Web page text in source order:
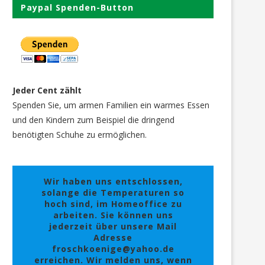
Paypal Spenden-Button
Jeder Cent zählt
Spenden Sie, um armen Familien ein warmes Essen
und den Kindern zum Beispiel die dringend
benötigten Schuhe zu ermöglichen.
Wir haben uns entschlossen,
solange die Temperaturen so
hoch sind, im Homeoffice zu
arbeiten. Sie können uns
jederzeit über unsere Mail
Adresse
froschkoenige@yahoo.de
erreichen. Wir melden uns, wenn